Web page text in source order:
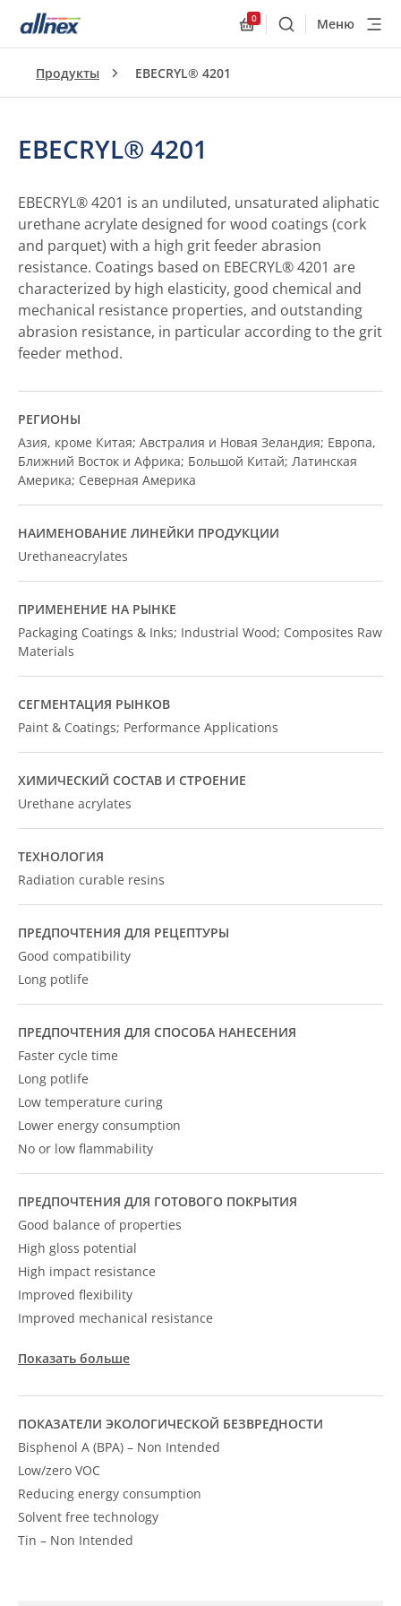
0
ПоискМеню
Продукты EBECRYL® 4201
EBECRYL® 4201
EBECRYL® 4201 is an undiluted, unsaturated aliphatic
urethane acrylate designed for wood coatings (cork
and parquet) with a high grit feeder abrasion
resistance. Coatings based on EBECRYL® 4201 are
characterized by high elasticity, good chemical and
mechanical resistance properties, and outstanding
abrasion resistance, in particular according to the grit
feeder method.
РЕГИОНЫ
Азия, кроме Китая; Австралия и Новая Зеландия; Европа,
Ближний Восток и Африка; Большой Китай; Латинская
Америка; Северная Америка
НАИМЕНОВАНИЕ ЛИНЕЙКИ ПРОДУКЦИИ
Urethaneacrylates
ПРИМЕНЕНИЕ НА РЫНКЕ
Packaging Coatings & Inks; Industrial Wood; Composites Raw
Materials
СЕГМЕНТАЦИЯ РЫНКОВ
Paint & Coatings; Performance Applications
ХИМИЧЕСКИЙ СОСТАВ И СТРОЕНИЕ
Urethane acrylates
ТЕХНОЛОГИЯ
Radiation curable resins
ПРЕДПОЧТЕНИЯ ДЛЯ РЕЦЕПТУРЫ
Good compatibility
Long potlife
ПРЕДПОЧТЕНИЯ ДЛЯ СПОСОБА НАНЕСЕНИЯ
Faster cycle time
Long potlife
Low temperature curing
Lower energy consumption
No or low flammability
ПРЕДПОЧТЕНИЯ ДЛЯ ГОТОВОГО ПОКРЫТИЯ
Good balance of properties
High gloss potential
High impact resistance
Improved flexibility
Improved mechanical resistance
Показать больше
ПОКАЗАТЕЛИ ЭКОЛОГИЧЕСКОЙ БЕЗВРЕДНОСТИ
Bisphenol A (BPA) – Non Intended
Low/zero VOC
Reducing energy consumption
Solvent free technology
Tin – Non Intended